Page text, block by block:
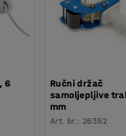
ima spuštene rubove sa sve
rizik od spoticanja i
podloge. Prirodna guma
6
Ručni držač
samoljepljive
mm
Art. br.: 26352